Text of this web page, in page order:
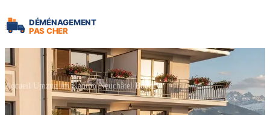
Accueil Umzug im Kanton Neuchâtel Boudry